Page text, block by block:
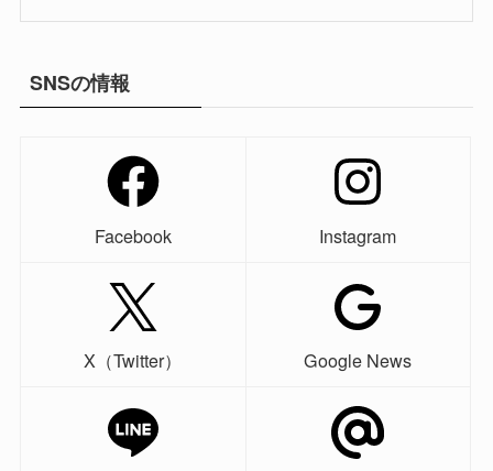
SNSの情報
Facebook Instagram
X（Twitter） Google News